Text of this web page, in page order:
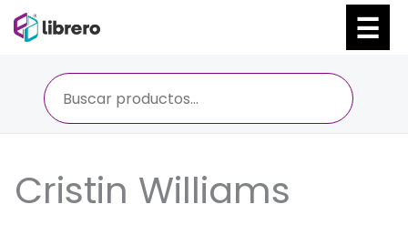
Cristin Williams